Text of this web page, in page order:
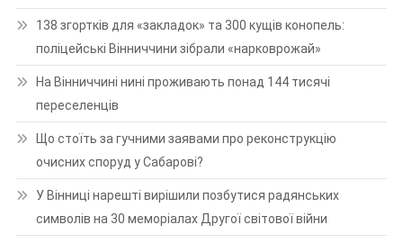
138 згортків для «закладок» та 300 кущів конопель:
поліцейські Вінниччини зібрали «нарковрожай»
На Вінниччині нині проживають понад 144 тисячі
переселенців
Що стоїть за гучними заявами про реконструкцію
очисних споруд у Сабарові?
У Вінниці нарешті вирішили позбутися радянських
символів на 30 меморіалах Другої світової війни